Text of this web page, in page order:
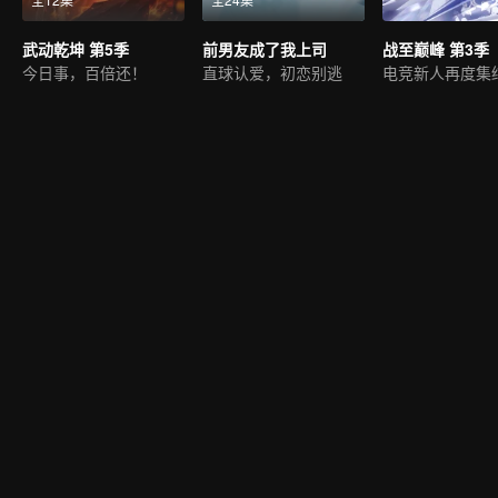
武动乾坤 第5季
今日事，百倍还！
前男友成了我上司
直球认爱，初恋别逃
战至巅峰 第3季
电竞新人再度集